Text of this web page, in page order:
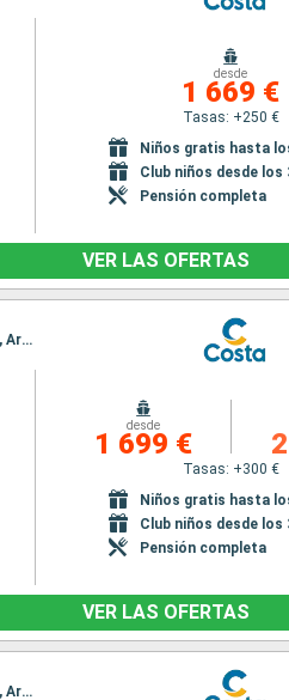
desde
1 669 €
Tasas: +250 €
Niños gratis hasta
Club niños desde los
Pensión completa
VER LAS OFERTAS
Itinerario : El Pireo Atenas, Santoríni, Heraklion, Zakinthos, Kotor, Dubrovnik, Split, Marghera, Bari, Corfú, Argostoli, Souda bay, Rodas, Mykonos, El Pireo Atenas
desde
1 699 €
Tasas: +300 €
Niños gratis hasta
Club niños desde los
Pensión completa
VER LAS OFERTAS
Itinerario : El Pireo Atenas, Santoríni, Heraklion, Zakinthos, Kotor, Dubrovnik, Split, Marghera, Bari, Corfú, Argostoli, Souda bay, Rodas, Mykonos, Santoríni, El Pireo Atenas